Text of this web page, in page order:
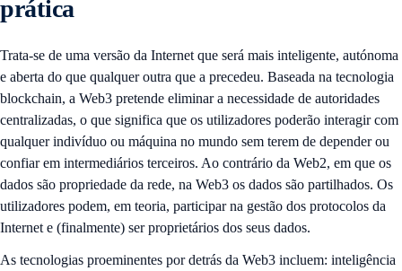
prática
Trata-se de uma versão da Internet que será mais inteligente, autónoma
e aberta do que qualquer outra que a precedeu. Baseada na tecnologia
blockchain, a Web3 pretende eliminar a necessidade de autoridades
centralizadas, o que significa que os utilizadores poderão interagir com
qualquer indivíduo ou máquina no mundo sem terem de depender ou
confiar em intermediários terceiros. Ao contrário da Web2, em que os
dados são propriedade da rede, na Web3 os dados são partilhados. Os
utilizadores podem, em teoria, participar na gestão dos protocolos da
Internet e (finalmente) ser proprietários dos seus dados.
As tecnologias proeminentes por detrás da Web3 incluem: inteligência